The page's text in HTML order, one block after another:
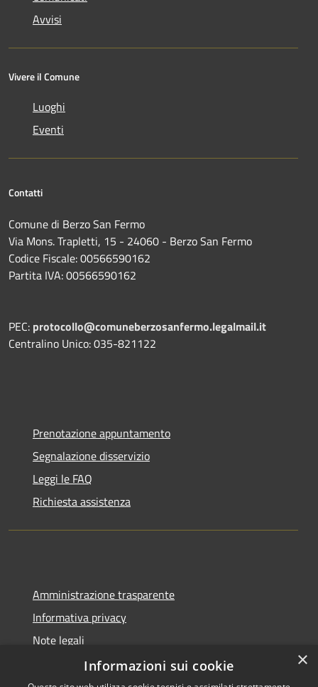
Avvisi
Vivere il Comune
Luoghi
Eventi
Contatti
Comune di Berzo San Fermo
Via Mons. Trapletti, 15 - 24060 - Berzo San Fermo
Codice Fiscale: 00566590162
Partita IVA: 00566590162
PEC: protocollo@comuneberzosanfermo.legalmail.it
Centralino Unico: 035-821122
Prenotazione appuntamento
Segnalazione disservizio
Leggi le FAQ
Richiesta assistenza
Amministrazione trasparente
Informativa privacy
Note legali
Dichiarazione di accessibilità
×
Informazioni sui cookie